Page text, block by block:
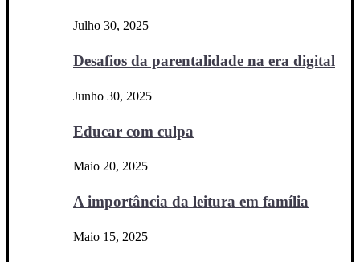
Julho 30, 2025
Desafios da parentalidade na era digital
Junho 30, 2025
Educar com culpa
Maio 20, 2025
A importância da leitura em família
Maio 15, 2025